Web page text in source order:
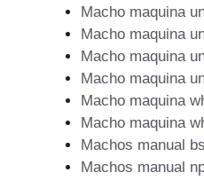
Macho maquina
Macho maquina
Macho maquina
Macho maquina
Macho maquina
Macho maquina
Machos manual
Machos manual